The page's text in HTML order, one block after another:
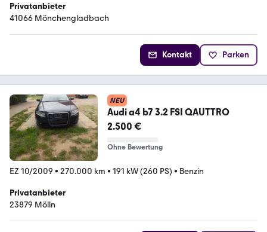
Privatanbieter
41066 Mönchengladbach
Kontakt Parken
NEU
Audi a4 b7 3.2 FSI QAUTTRO
2.500 €
Ohne Bewertung
EZ 10/2009 • 270.000 km • 191 kW (260 PS) • Benzin
Privatanbieter
23879 Mölln